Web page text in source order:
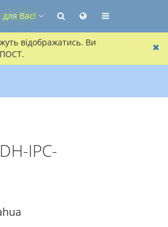
відображатись. Ви
Вас!
IPC-